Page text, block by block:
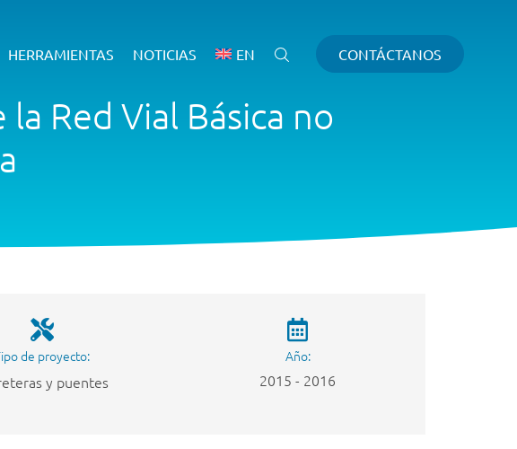
HERRAMIENTAS NOTICIAS EN CONTÁCTANOS
Red Vial Básica no
de proyecto:
y puentes
Año:
2015 - 2016